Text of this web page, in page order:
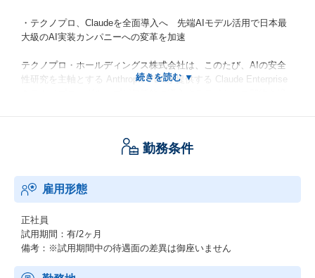
・テクノプロ、Claudeを全面導入へ 先端AIモデル活用で日本最
大級のAI実装カンパニーへの変革を加速
テクノプロ・ホールディングス株式会社は、このたび、AIの安全
性研究を主軸とする Anthropic PBCが提供する Claude Enterprise
ー』へのビジョン実現を力強く後押しするものです。
https://prtimes.jp/main/html/rd/p/000000006.000177691.html
・テクノプロ・ITだからこそ描けるエンジニアのキャリア像
2万人を超える技術者・研究者を擁するテクノプロ・グループ。こ
のうちIT領域を担うのが、テクノプロ・IT社。
全国31拠点で5000名以上のITエンジニアが活躍しており、あらゆ
勤務条件
雇用形態
正社員
試用期間：有/2ヶ月
備考：※試用期間中の待遇面の差異は御座いません